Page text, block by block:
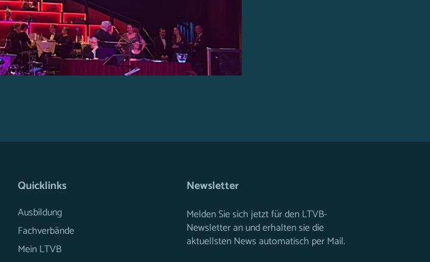
Quicklinks
Ausbildung
Fachverbände
Mein LTVB
Newsletter
Melden Sie sich jetzt für den LTVB-
Newsletter an und erhalten sie die
aktuellsten News automatisch per Mail.